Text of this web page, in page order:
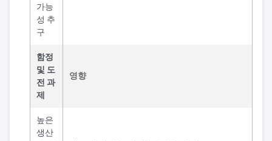
가능
성 추
구
함정
및 도
전 과
제
영향
높은
생산